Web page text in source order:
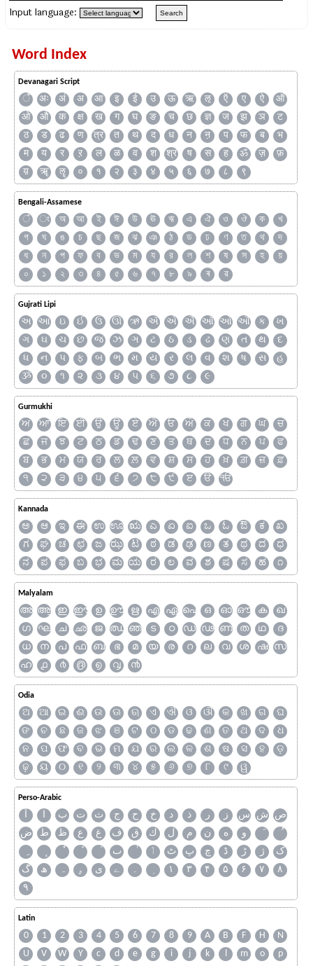
Input language:
Word Index
Devanagari Script
ँ अः अं अ आ इ ई उ ऊ ऋ ऌ ऍ ए ऐ
ऑ
ओ
औ क क्ष ख ग घ ङ च छ ज्ञ ज झ ञ
ट
ठ
ड ढ ण त्र त थ द ध न ऩ प फ ब
भ
म
य र ऱ ल ळ व श श्र ष स ह ॐ ज़
फ़
य़
ॠ ॡ ० १ २ ३ ४ ५ ६ ७ ८ ९
Bengali-Assamese
ঁ ং অ আ ই ঈ উ ঊ ঋ এ ঐ ও ঔ ক
খ
গ
ঘ ঙ চ ছ জ ঝ ঞ ঠ ড ঢ ণ ত থ
দ
ধ
ন প ফ ব ভ ম য র ল শ ষ স হ
য়
০
১ ২ ৩ ৪ ৫ ৬ ৭ ৮ ৯ ৰ ৱ
Gujrati Lipi
અ આ ઇ ઈ ઉ ઊ ઋ ઍ એ ઐ ઑ ઓ ઔ ક
ખ
ગ
ઘ ચ છ જ ઝ ઞ ટ ઠ ડ ઢ ણ ત થ
દ
ધ
ન પ ફ બ ભ મ ય ર લ વ શ ષ સ
હ
ૐ
૦ ૧ ૨ ૩ ૪ ૫ ૬ ૭ ૮ ૯
Gurmukhi
ਅ ਆ ਇ ਈ ਉ ਊ ਏ ਐ ਓ ਔ ਕ ਖ ਗ ਘ
ਚ
ਛ
ਜ ਝ ਟ ਠ ਡ ਢ ਣ ਤ ਥ ਦ ਧ ਨ ਪ
ਫ
ਬ
ਭ ਮ ਯ ਰ ਲ ਲ਼ ਵ ਸ਼ ਸ ਹ ਖ਼ ਗ਼ ਜ਼
ਫ਼
੧
੨ ੩ ੪ ੫ ੬ ੭ ੮ ੯ ੲ ੳ ੴ
Kannada
ಅ ಆ ಇ ಈ ಉ ಊ ಋ ಎ ಏ ಐ ಒ ಓ ಔ ಕ
ಖ
ಗ
ಘ ಚ ಛ ಜ ಝ ಟ ಠ ಡ ಢ ಣ ತ ಥ ದ
ಧ
ನ
ಪ ಫ ಬ ಭ ಮ ಯ ರ ಲ ವ ಶ ಷ ಸ ಹ ೧
Malyalam
അ ആ ഇ ഈ ഉ ഊ ഋ എ ഏ ഐ ഒ ഓ ഔ ക
ഖ
ഗ
ഘ ച ഛ ജ ഝ ഞ ട ഠ ഡ ഢ ണ ത ഥ
ദ
ധ
ന പ ഫ ബ ഭ മ യ ര റ ല വ ശ ഷ
സ
ഹ
൧ ൪ ൫ ൭ ൮ ൯
Odia
ଅ ଆ ଇ ଈ ଉ ଊ ଋ ଏ ଐ ଓ ଔ କ ଖ ଗ
ଘ
ଙ
ଚ ଛ ଜ ଝ ଞ ଟ ଠ ଡ ଢ ଣ ତ ଥ ଦ
ଧ
ନ
ପ ଫ ବ ଭ ମ ଯ ର ଲ ଳ ଶ ଷ ସ ହ
ଡ଼
ଢ଼
ୟ ୦ ୧ ୨ ୩ ୪ ୫ ୬ ୭ ୮ ୯ ୱ
Perso-Arabic
آ ا ب ت ث ج ح خ د ذ ر ز س ش ص
ض
ط ظ ع غ ف ق ك ل م ن ه
و
ٮ
ٲ ٹ پ چ ڈ ڑ ژ
ک
گ
ھ ہ ۄ ی ے ۔ ۱ ۳ ۴ ۵ ۶ ۷
۸
۹
Latin
0 1 2 3 4 5 6 7 8 9 A B F H
N
U
V W Y c d e g i j k l m o
p